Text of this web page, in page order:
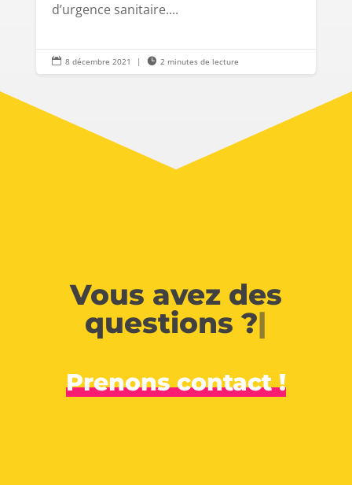
d’urgence sanitaire....
 8 décembre 2021 |  2 minutes de lecture
Vous avez des
questions ?|
Prenons contact !